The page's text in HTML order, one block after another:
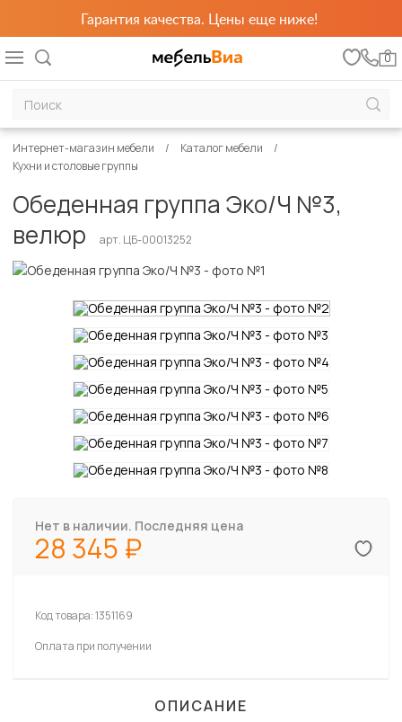
Гарантия качества. Цены еще ниже!
0
Интернет-магазин мебели
Каталог мебели
Кухни и столовые группы
Обеденная группа Эко/Ч №3,
велюр
арт. ЦБ-00013252
Нет в наличии. Последняя цена
28 345
Код товара:1351169
Оплата при получении
ОПИСАНИЕ